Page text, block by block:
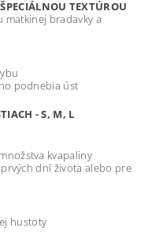
TEXTÚROU
bradavky a
podnebia úst
- S, M, L
kvapaliny
dní života alebo pre
hustoty